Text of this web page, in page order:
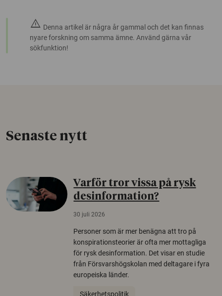
warning Denna artikel är några år gammal och det kan finnas
nyare forskning om samma ämne. Använd gärna vår
sökfunktion!
Senaste nytt
Varför tror vissa på rysk
desinformation?
30 juli 2026
Personer som är mer benägna att tro på
konspirationsteorier är ofta mer mottagliga
för rysk desinformation. Det visar en studie
från Försvarshögskolan med deltagare i fyra
europeiska länder.
Säkerhetspolitik